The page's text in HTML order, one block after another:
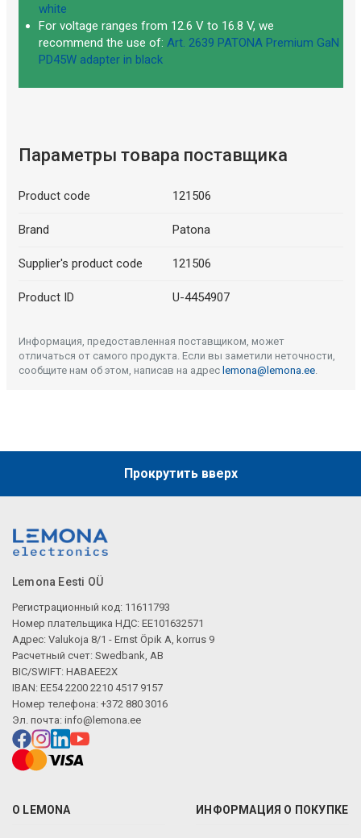
white
For voltage ranges from 12.6 V to 16.8 V, we
recommend the use of: Art. 2639 PATONA Premium GaN
PD45W adapter in black
Параметры товара поставщика
Product code 121506
Brand Patona
Supplier's product code 121506
Product ID U-4454907
Информация, предоставленная поставщиком, может
отличаться от самого продукта. Если вы заметили неточности,
сообщите нам об этом, написав на адрес lemona@lemona.ee.
Прокрутить вверх
Lemona Eesti OÜ
Регистрационный код: 11611793
Номер плательщика НДС: EE101632571
Адрес: Valukoja 8/1 - Ernst Öpik A, korrus 9
Расчетный счет: Swedbank, AB
BIC/SWIFT: HABAEE2X
IBAN: EE54 2200 2210 4517 9157
Номер телефона: +372 880 3016
Эл. почта: info@lemona.ee
О LEMONA ИНФОРМАЦИЯ О ПОКУПКЕ